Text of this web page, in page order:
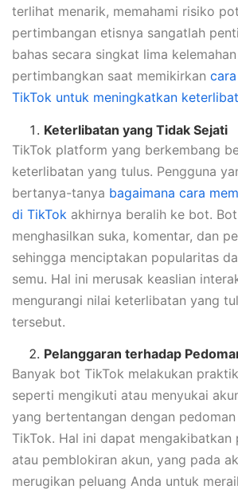
terlihat menarik, memahami risiko
pertimbangan etisnya sangatlah
bahas secara singkat lima
pertimbangkan saat memikirkan
TikTok untuk meningkatkan
Keterlibatan yang Tidak Sejati
TikTok platform yang berkembang
keterlibatan yang tulus. Pengguna
bertanya-tanya bagaimana cara
di TikTok akhirnya beralih ke bot.
menghasilkan suka, komentar, dan
sehingga menciptakan popularitas
semu. Hal ini merusak keaslian
mengurangi nilai keterlibatan yang
tersebut.
Pelanggaran terhadap
Banyak bot TikTok melakukan
seperti mengikuti atau menyukai
yang bertentangan dengan
TikTok. Hal ini dapat mengakibatkan
atau pemblokiran akun, yang pada
merugikan peluang Anda untuk